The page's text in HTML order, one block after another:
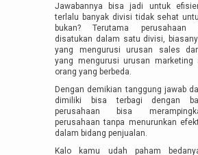
Jawabannya bisa jadi untuk
terlalu banyak divisi tidak sehat
bukan? Terutama perusahaan
disatukan dalam satu divisi,
yang mengurusi urusan sales
yang mengurusi urusan marketing
orang yang berbeda.
Dengan demikian tanggung jawab
dimiliki bisa terbagi dengan
perusahaan bisa
perusahaan tanpa menurunkan
dalam bidang penjualan.
Kalo kamu udah paham